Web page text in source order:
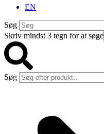
EN
Søg
Skriv mindst 3 tegn for at søge
Søg